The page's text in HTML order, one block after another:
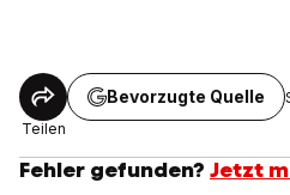
Teilen
Bevorzugte Quelle
Fehler gefunden? Jetzt